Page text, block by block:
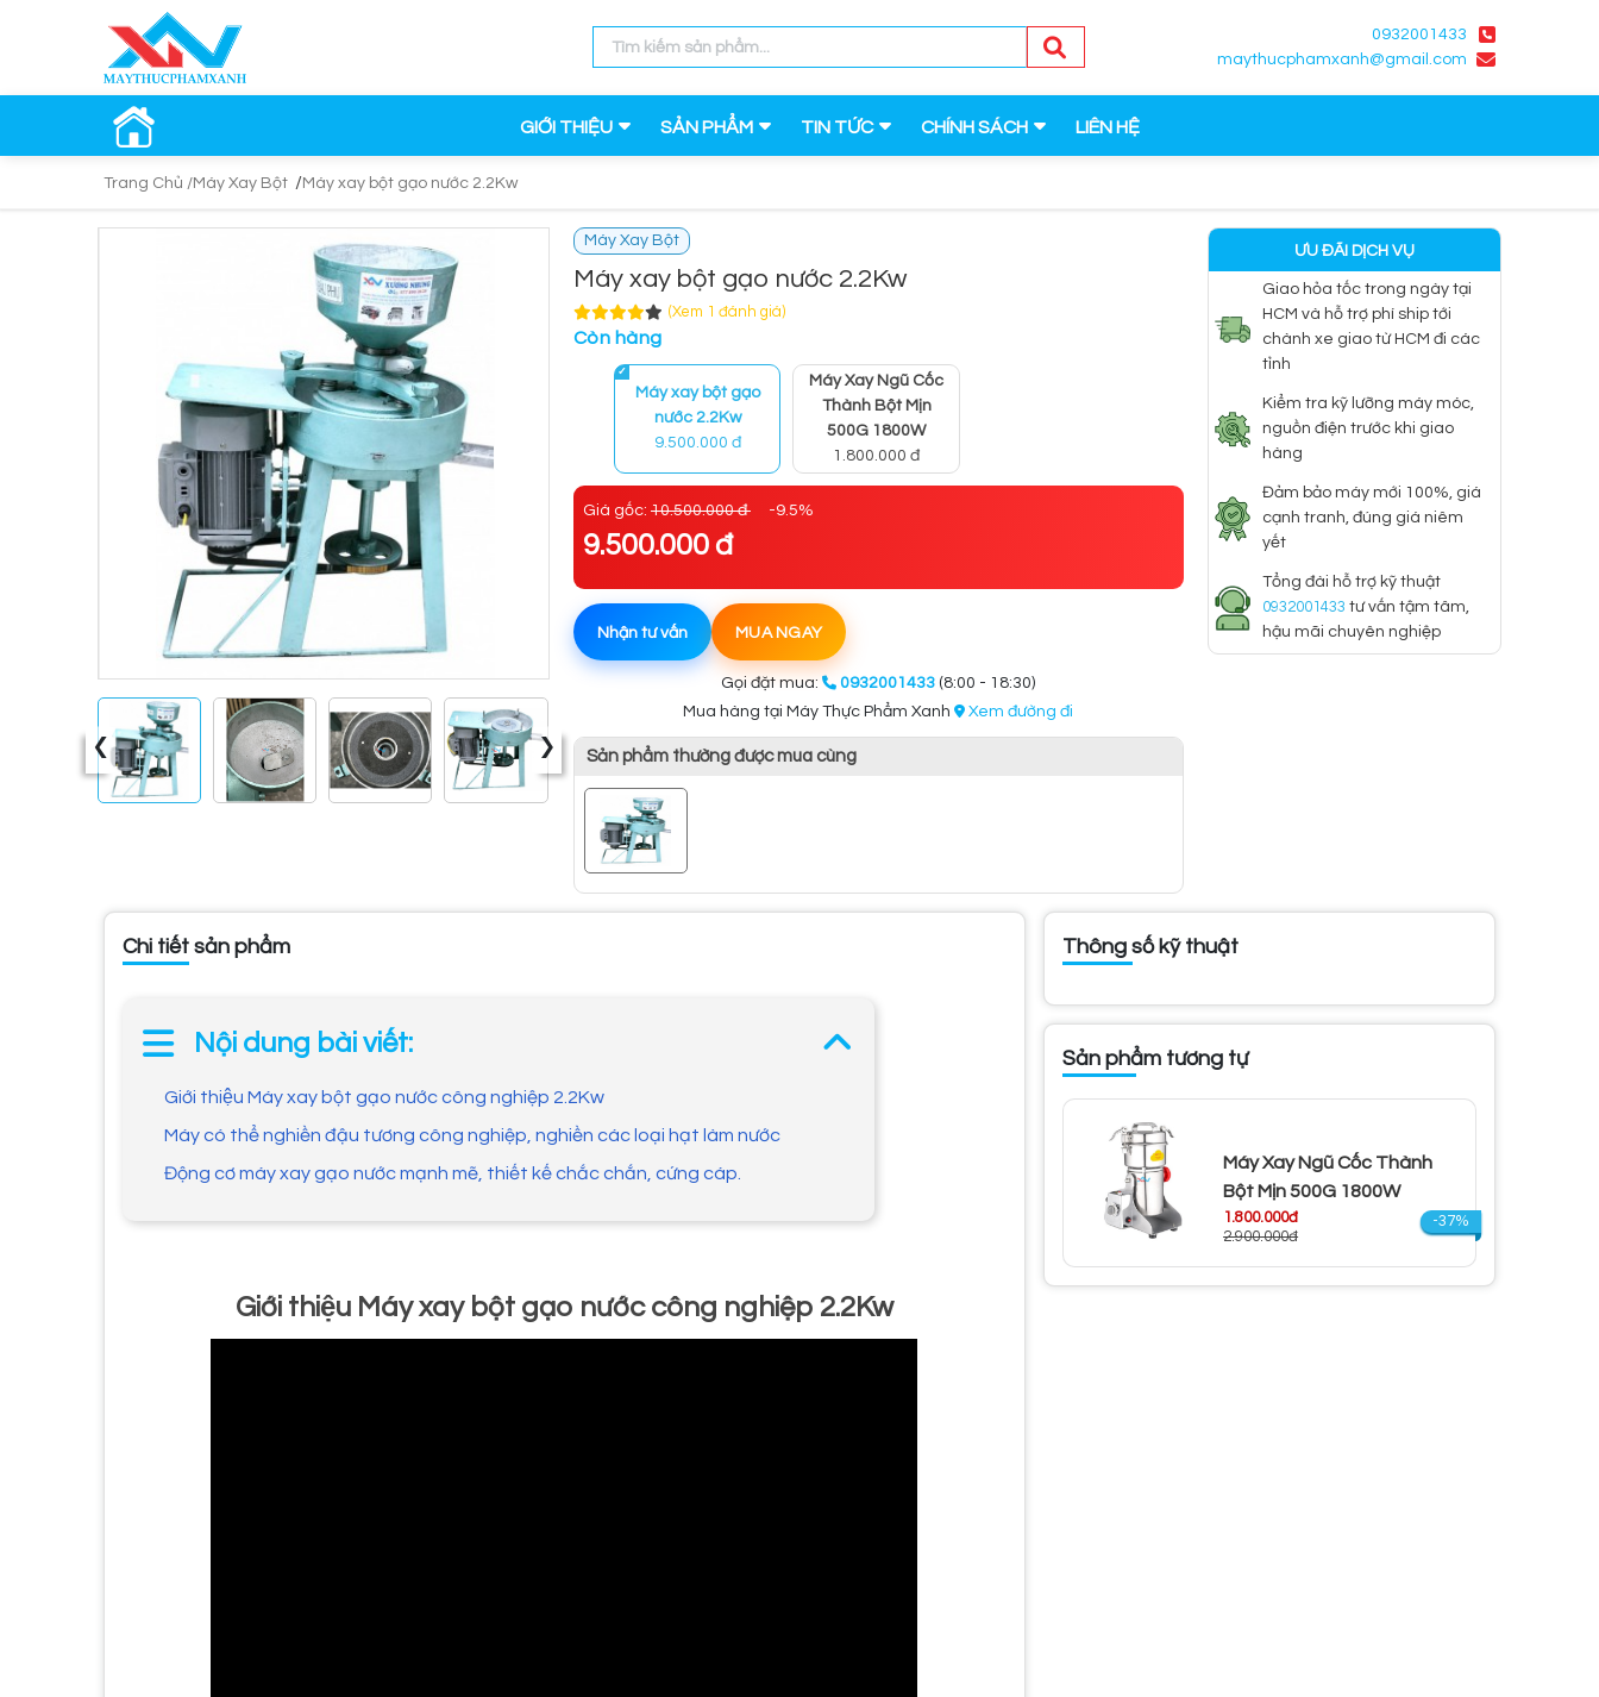
0932001433
maythucphamxanh@gmail.com
GIỚI THIỆU SẢN PHẨM TIN TỨC CHÍNH SÁCH LIÊN HỆ
Trang Chủ /Máy Xay Bột /Máy xay bột gạo nước 2.2Kw
‹ ›
Máy Xay Bột
Máy xay bột gạo nước 2.2Kw
(Xem 1 đánh giá)
Còn hàng
Máy xay bột gạo
nước 2.2Kw
9.500.000 đ
Máy Xay Ngũ Cốc
Thành Bột Mịn
500G 1800W
1.800.000 đ
Giá gốc: 10.500.000 đ -9.5%
9.500.000 đ
Nhận tư vấn MUA NGAY
Gọi đặt mua: 0932001433 (8:00 - 18:30)
Mua hàng tại Máy Thực Phẩm Xanh
Xem đường đi
Sản phẩm thường được mua cùng
ƯU ĐÃI DỊCH VỤ
Giao hỏa tốc trong ngày tại
HCM và hỗ trợ phí ship tới
chành xe giao từ HCM đi các
tỉnh
Kiểm tra kỹ lưỡng máy móc,
nguồn điện trước khi giao
hàng
Đảm bảo máy mới 100%, giá
cạnh tranh, đúng giá niêm
yết
Tổng đài hỗ trợ kỹ thuật
0932001433 tư vấn tậm tâm,
hậu mãi chuyên nghiệp
Chi tiết sản phẩm
Nội dung bài viết:
Giới thiệu Máy xay bột gạo nước công nghiệp 2.2Kw
Máy có thể nghiền đậu tương công nghiệp, nghiền các loại hạt làm nước
Động cơ máy xay gạo nước mạnh mẽ, thiết kế chắc chắn, cứng cáp.
Giới thiệu Máy xay bột gạo nước công nghiệp 2.2Kw
Thông số kỹ thuật
Sản phẩm tương tự
Máy Xay Ngũ Cốc Thành
Bột Mịn 500G 1800W
1.800.000đ
2.900.000đ
-37%